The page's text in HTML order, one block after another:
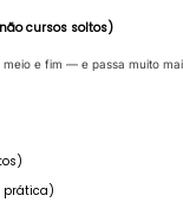
cursos soltos)
e fim — e passa muito